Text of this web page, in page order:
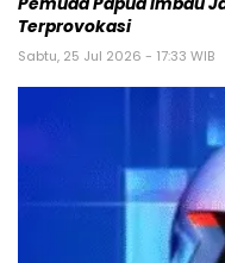
Pemuda Papua Imbau
Terprovokasi
Sabtu, 25 Jul 2026 - 17:33 WIB